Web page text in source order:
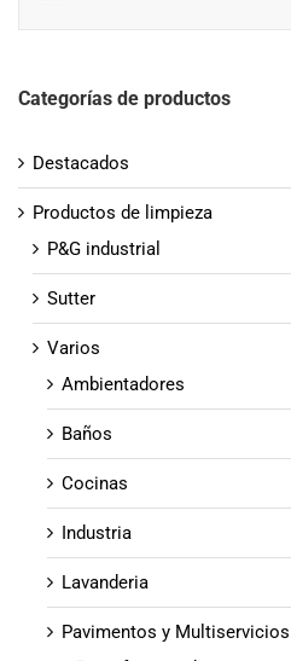
Categorías de productos
Destacados
Productos de limpieza
P&G industrial
Sutter
Varios
Ambientadores
Baños
Cocinas
Industria
Lavanderia
Pavimentos y Multiservicios